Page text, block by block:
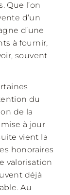
Que l’on
d’un
d’une
à fournir,
souvent
du
de la
à jour
vient la
honoraires
valorisation
déjà
Au